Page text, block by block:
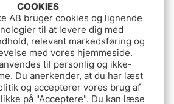
139 DKK
COOKIES
AB bruger cookies og lignende
til at levere dig med
relevant markedsføring og
med vores hjemmeside.
til personlig og ikke-
Du anerkender, at du har læst
og accepterer vores brug af
på "Acceptere". Du kan læse